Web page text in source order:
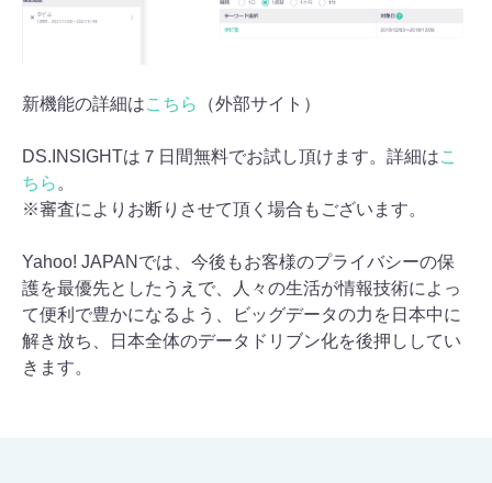
新機能の詳細はこちら （外部サイト）
DS.INSIGHTは７日間無料でお試し頂けます。詳細はこ
ちら 。
※審査によりお断りさせて頂く場合もございます。
Yahoo! JAPANでは、今後もお客様のプライバシーの保
護を最優先としたうえで、人々の生活が情報技術によっ
て便利で豊かになるよう、ビッグデータの力を日本中に
解き放ち、日本全体のデータドリブン化を後押ししてい
きます。